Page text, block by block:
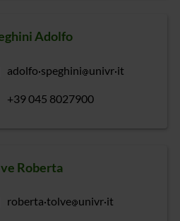
Adolfo
adolfo speghini univr it
+39 045 8027900
Roberta
roberta tolve univr it